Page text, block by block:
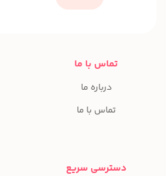
تماس با ما
درباره ما
تماس با ما
دسترسی سریع